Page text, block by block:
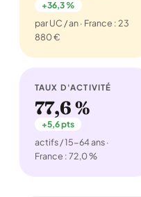
+36,3 %
par UC / an · France : 23
880 €
TAUX D'ACTIVITÉ
77,6 %
+5,6 pts
actifs / 15-64 ans ·
France : 72,0 %